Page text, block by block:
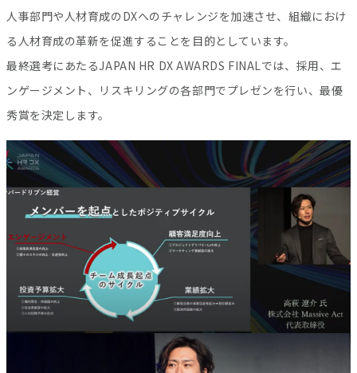
人事部門や人材育成のDXへのチャレンジを加速させ、組織におけ
る人材育成の革新を促進することを目的としています。
最終選考にあたるJAPAN HR DX AWARDS FINALでは、採用、エ
ンゲージメント、リスキリングの各部門でプレゼンを行い、最優
秀賞を決定します。